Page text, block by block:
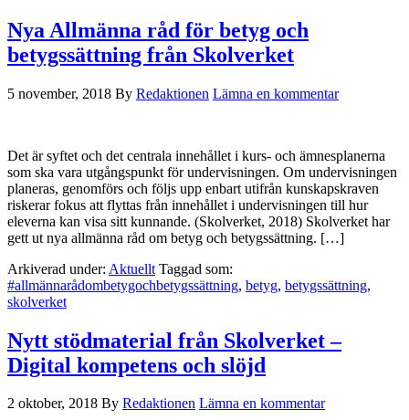
Nya Allmänna råd för betyg och
betygssättning från Skolverket
5 november, 2018 By Redaktionen Lämna en kommentar
Det är syftet och det centrala innehållet i kurs- och ämnesplanerna
som ska vara utgångspunkt för undervisningen. Om undervisningen
planeras, genomförs och följs upp enbart utifrån kunskapskraven
riskerar fokus att flyttas från innehållet i undervisningen till hur
eleverna kan visa sitt kunnande. (Skolverket, 2018) Skolverket har
gett ut nya allmänna råd om betyg och betygssättning. […]
Arkiverad under: Aktuellt Taggad som:
#allmännarådombetygochbetygssättning, betyg, betygssättning,
skolverket
Nytt stödmaterial från Skolverket –
Digital kompetens och slöjd
2 oktober, 2018 By Redaktionen Lämna en kommentar